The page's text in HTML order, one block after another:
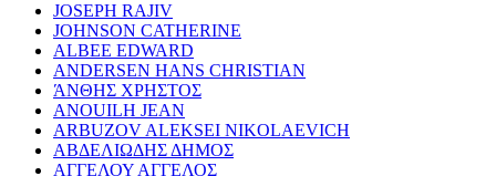
JOSEPH RAJIV
JOHNSON CATHERINE
ALBEE EDWARD
ANDERSEN HANS CHRISTIAN
ΆΝΘΗΣ ΧΡΗΣΤΟΣ
ANOUILH JEAN
ARBUZOV ALEKSEI NIKOLAEVICH
ΑΒΔΕΛΙΩΔΗΣ ΔΗΜΟΣ
ΑΓΓΕΛΟΥ ΑΓΓΕΛΟΣ